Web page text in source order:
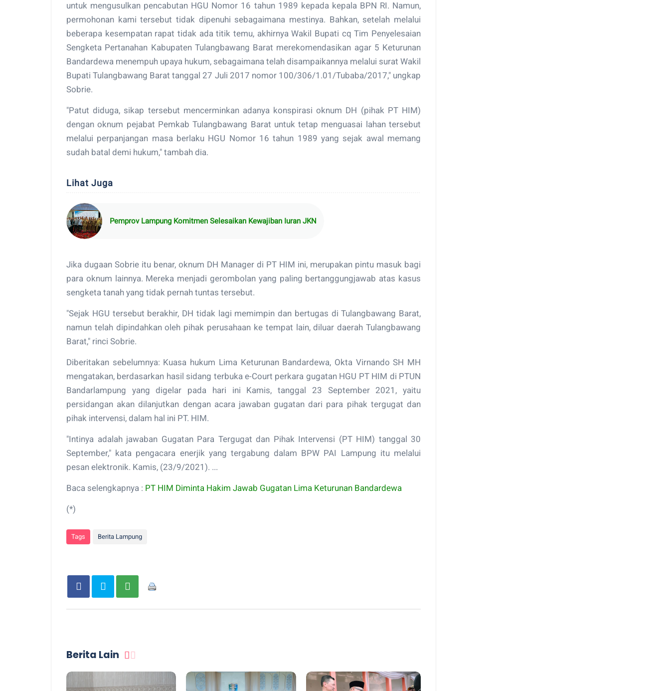
untuk mengusulkan pencabutan HGU Nomor 16 tahun 1989 kepada kepala BPN RI. Namun,
permohonan kami tersebut tidak dipenuhi sebagaimana mestinya. Bahkan, setelah melalui
beberapa kesempatan rapat tidak ada titik temu, akhirnya Wakil Bupati cq Tim Penyelesaian
Sengketa Pertanahan Kabupaten Tulangbawang Barat merekomendasikan agar 5 Keturunan
Bandardewa menempuh upaya hukum, sebagaimana telah disampaikannya melalui surat Wakil
Bupati Tulangbawang Barat tanggal 27 Juli 2017 nomor 100/306/1.01/Tubaba/2017," ungkap
Sobrie.
"Patut diduga, sikap tersebut mencerminkan adanya konspirasi oknum DH (pihak PT HIM)
dengan oknum pejabat Pemkab Tulangbawang Barat untuk tetap menguasai lahan tersebut
melalui perpanjangan masa berlaku HGU Nomor 16 tahun 1989 yang sejak awal memang
sudah batal demi hukum," tambah dia.
Lihat Juga
Pemprov Lampung Komitmen Selesaikan Kewajiban Iuran JKN
Jika dugaan Sobrie itu benar, oknum DH Manager di PT HIM ini, merupakan pintu masuk bagi
para oknum lainnya. Mereka menjadi gerombolan yang paling bertanggungjawab atas kasus
sengketa tanah yang tidak pernah tuntas tersebut.
"Sejak HGU tersebut berakhir, DH tidak lagi memimpin dan bertugas di Tulangbawang Barat,
namun telah dipindahkan oleh pihak perusahaan ke tempat lain, diluar daerah Tulangbawang
Barat," rinci Sobrie.
Diberitakan sebelumnya: Kuasa hukum Lima Keturunan Bandardewa, Okta Virnando SH MH
mengatakan, berdasarkan hasil sidang terbuka e-Court perkara gugatan HGU PT HIM di PTUN
Bandarlampung yang digelar pada hari ini Kamis, tanggal 23 September 2021, yaitu
persidangan akan dilanjutkan dengan acara jawaban gugatan dari para pihak tergugat dan
pihak intervensi, dalam hal ini PT. HIM.
"Intinya adalah jawaban Gugatan Para Tergugat dan Pihak Intervensi (PT HIM) tanggal 30
September," kata pengacara enerjik yang tergabung dalam BPW PAI Lampung itu melalui
pesan elektronik. Kamis, (23/9/2021). ...
Baca selengkapnya : PT HIM Diminta Hakim Jawab Gugatan Lima Keturunan Bandardewa
(*)
Tags Berita Lampung
Berita Lain